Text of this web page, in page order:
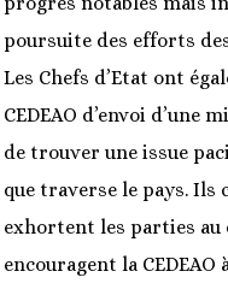
poursuite des efforts
Les Chefs d’Etat ont
CEDEAO d’envoi
de trouver une issue
que traverse le pays. Ils
exhortent les parties au
encouragent la